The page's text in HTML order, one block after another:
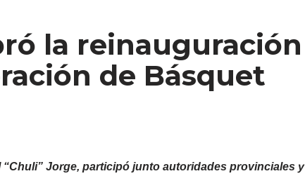
la reinauguración
de Básquet
Jorge, participó junto autoridades provinciales y